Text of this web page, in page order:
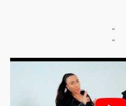
"
"